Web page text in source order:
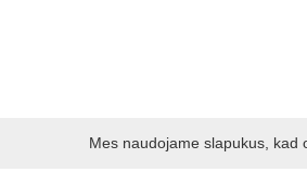
Mes naudojame slapukus, kad